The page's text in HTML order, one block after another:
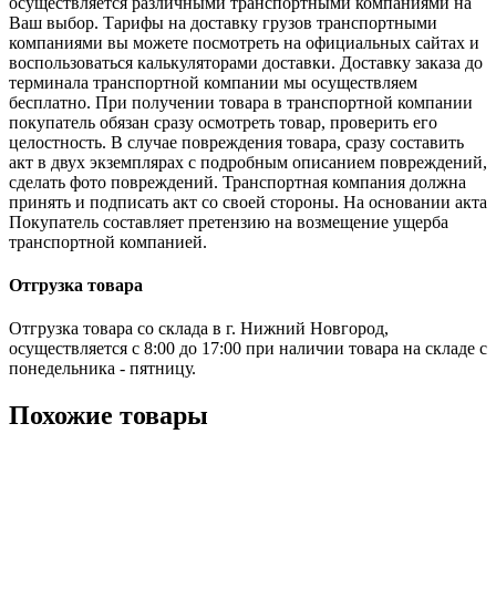
Ваш выбор. Тарифы на доставку грузов транспортными
компаниями вы можете посмотреть на официальных сайтах и
воспользоваться калькуляторами доставки. Доставку заказа до
терминала транспортной компании мы осуществляем
бесплатно. При получении товара в транспортной компании
покупатель обязан сразу осмотреть товар, проверить его
целостность. В случае повреждения товара, сразу составить
акт в двух экземплярах с подробным описанием повреждений,
сделать фото повреждений. Транспортная компания должна
принять и подписать акт со своей стороны. На основании акта
Покупатель составляет претензию на возмещение ущерба
транспортной компанией.
Отгрузка товара
Отгрузка товара со склада в г. Нижний Новгород,
осуществляется с 8:00 до 17:00 при наличии товара на складе с
понедельника - пятницу.
Похожие товары